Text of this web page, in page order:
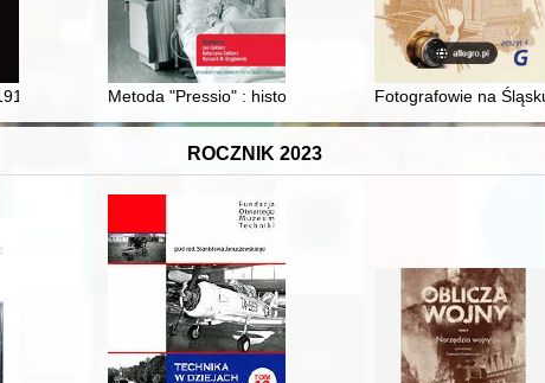
Daniela z lat 1886-1887
- 31 XII 1919 : dokumenty operacyjne. Cz. 2/2,
Metoda "Pressio" : historia rozwoju polskiej innowacyjnej
Fotografowie na
ROCZNIK 2023